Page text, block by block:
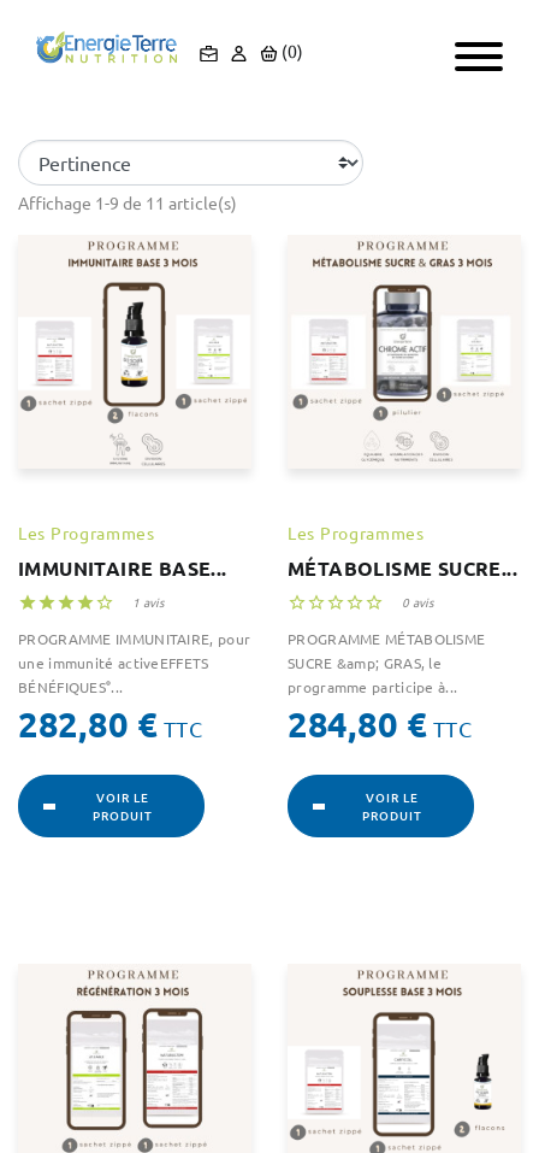
(0)
Affichage 1-9 de 11 article(s)
Les Programmes
IMMUNITAIRE BASE...
 1 avis
PROGRAMME IMMUNITAIRE, pour
une immunité activeEFFETS
BÉNÉFIQUES°...
282,80 € TTC
VOIR LE
PRODUIT
Les Programmes
MÉTABOLISME SUCRE...
 0 avis
PROGRAMME MÉTABOLISME
SUCRE &amp; GRAS, le
programme participe à...
284,80 € TTC
VOIR LE
PRODUIT